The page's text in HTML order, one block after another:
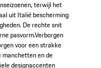
terwijl het
uit Italië bescherming
De rechte snit
pasvorm.Verborgen
voor een strakke
en de
designaccenten